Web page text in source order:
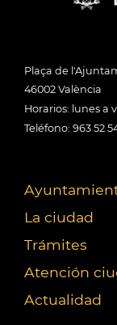
Plaça de
46002 València
Horarios: lunes a
Teléfono: 963 52
La ciudad
Trámites
Atención
Actualidad